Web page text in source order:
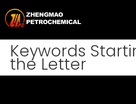
Keywords
the Letter